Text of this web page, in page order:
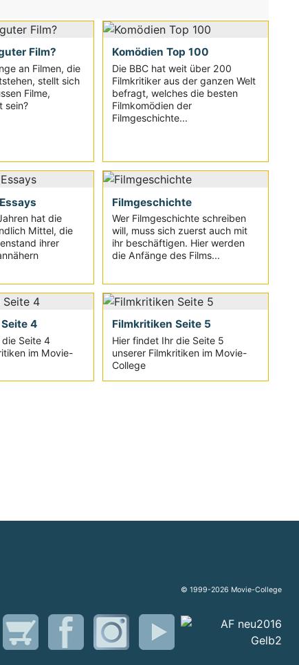
Film?
an Filmen, die
stellt sich
Filme,
sein?
Komödien Top 100
Die BBC hat weit über 200
Filmkritiker aus der ganzen Welt
befragt, welches die besten
Filmkomödien der
Filmgeschichte...
hat die
Mittel, die
ihrer
Filmgeschichte
Wer Filmgeschichte schreiben
will, muss sich zuerst auch mit
ihr beschäftigen. Hier werden
die Anfänge des Films...
4
Seite 4
im Movie-
Filmkritiken Seite 5
Hier findet Ihr die Seite 5
unserer Filmkritiken im Movie-
College
© 1999-2026 Movie-College